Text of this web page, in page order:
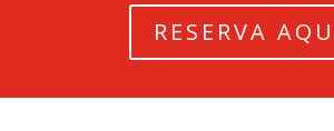
RESERVA